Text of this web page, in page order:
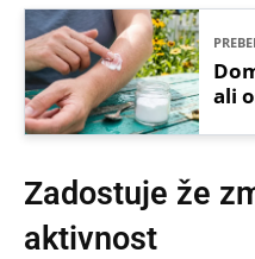
ali
Zadostuje že
aktivnost